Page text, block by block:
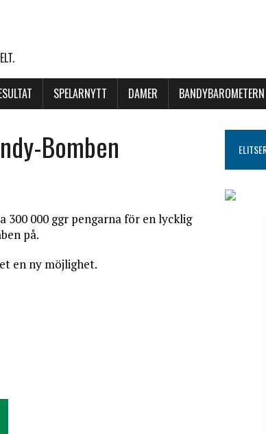
SPELARNYTT DAMER BANDYBAROMETERN
Bomben
300 000 ggr pengarna för en lycklig
på.
en ny möjlighet.